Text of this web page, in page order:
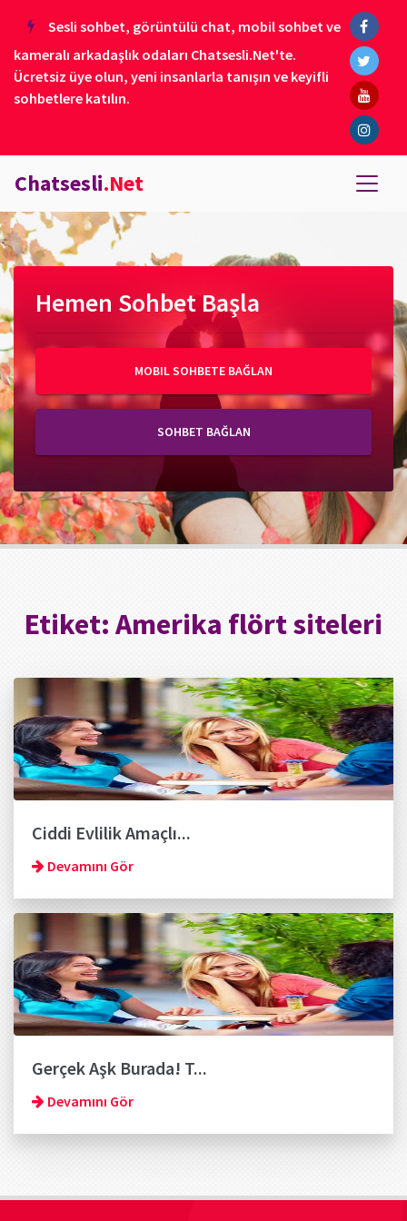
Sesli sohbet, görüntülü chat, mobil sohbet ve
kameralı arkadaşlık odaları Chatsesli.Net'te.
Ücretsiz üye olun, yeni insanlarla tanışın ve keyifli
sohbetlere katılın.
Chatsesli.Net
Hemen Sohbet Başla
MOBIL SOHBETE BAĞLAN
SOHBET BAĞLAN
Etiket: Amerika flört siteleri
Ciddi Evlilik Amaçlı...
Devamını Gör
Gerçek Aşk Burada! T...
Devamını Gör